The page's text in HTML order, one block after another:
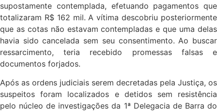
supostamente contemplada, efetuando pagamentos que
totalizaram R$ 162 mil. A vítima descobriu posteriormente
que as cotas não estavam contempladas e que uma delas
havia sido cancelada sem seu consentimento. Ao buscar
ressarcimento, teria recebido promessas falsas e
documentos forjados.
Após as ordens judiciais serem decretadas pela Justiça, os
suspeitos foram localizados e detidos sem resistência
pelo núcleo de investigações da 1ª Delegacia de Barra do